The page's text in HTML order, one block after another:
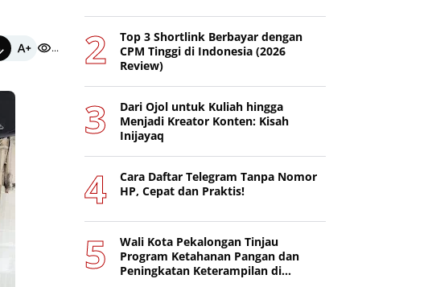
...
Top 3 Shortlink Berbayar dengan
CPM Tinggi di Indonesia (2026
Review)
Dari Ojol untuk Kuliah hingga
Menjadi Kreator Konten: Kisah
Inijayaq
Cara Daftar Telegram Tanpa Nomor
HP, Cepat dan Praktis!
Wali Kota Pekalongan Tinjau
Program Ketahanan Pangan dan
Peningkatan Keterampilan di